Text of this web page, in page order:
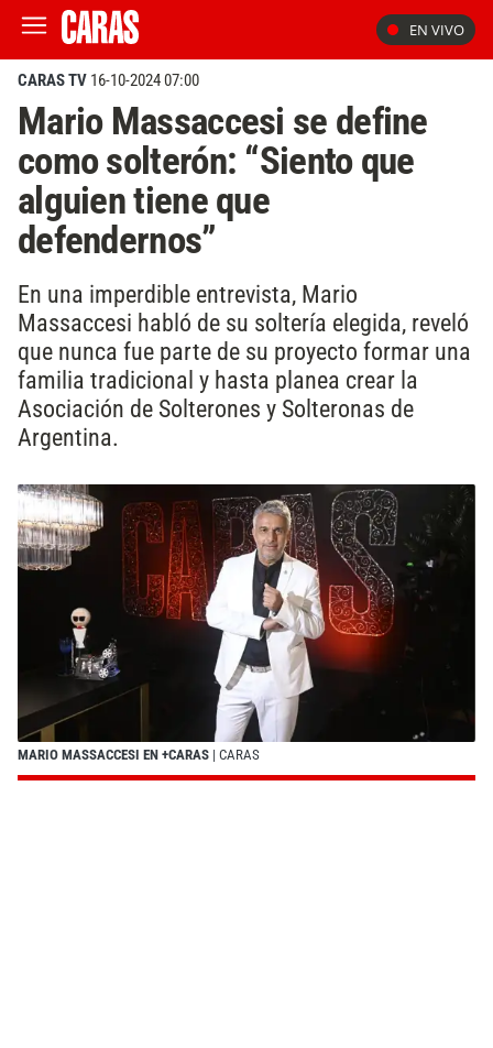
EN VIVO
CARAS TV 16-10-2024 07:00
Mario Massaccesi se define
como solterón: “Siento que
alguien tiene que
defendernos”
En una imperdible entrevista, Mario
Massaccesi habló de su soltería elegida, reveló
que nunca fue parte de su proyecto formar una
familia tradicional y hasta planea crear la
Asociación de Solterones y Solteronas de
Argentina.
MARIO MASSACCESI EN +CARAS | CARAS